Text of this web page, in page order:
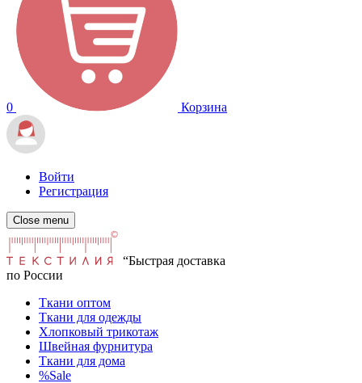
0 Корзина
Войти
Регистрация
Close menu
“Быстрая доставка
по России
Ткани оптом
Ткани для одежды
Хлопковый трикотаж
Швейная фурнитура
Ткани для дома
%Sale